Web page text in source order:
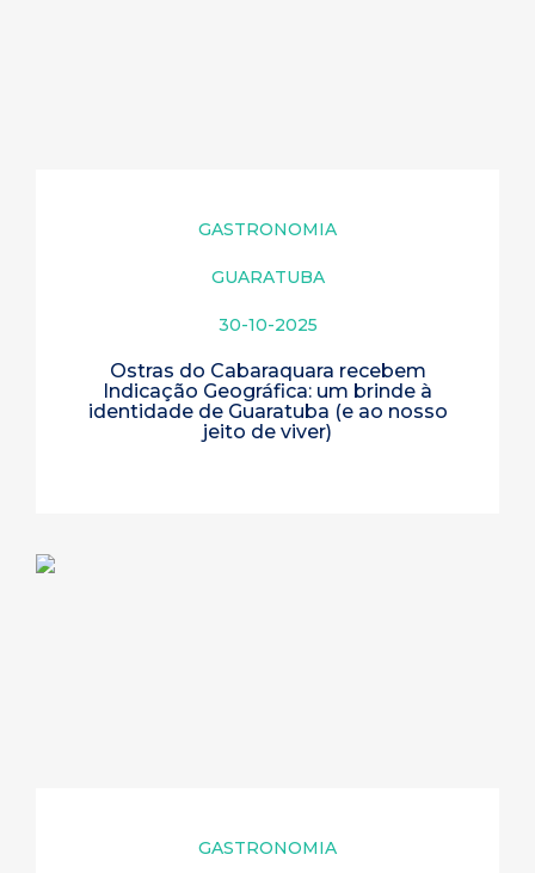
GASTRONOMIA
GUARATUBA
30-10-2025
Ostras do Cabaraquara recebem
Indicação Geográfica: um brinde à
identidade de Guaratuba (e ao nosso
jeito de viver)
GASTRONOMIA